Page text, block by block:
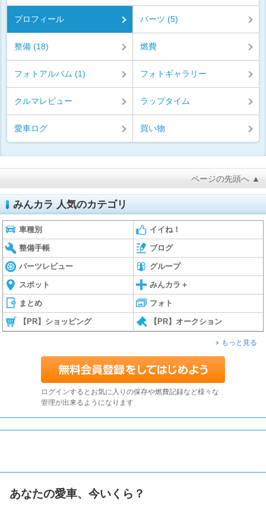
プロフィール パーツ (5)
整備 (18) 燃費
フォトアルバム (1) フォトギャラリー
クルマレビュー ラップタイム
愛車ログ 買い物
ページの先頭へ ▲
みんカラ 人気のカテゴリ
車種別 イイね！
整備手帳 ブログ
パーツレビュー グループ
スポット みんカラ＋
まとめ フォト
【PR】ショッピング 【PR】オークション
もっと見る
ログインするとお気に入りの保存や燃費記録など様々な
管理が出来るようになります
あなたの愛車、今いくら？